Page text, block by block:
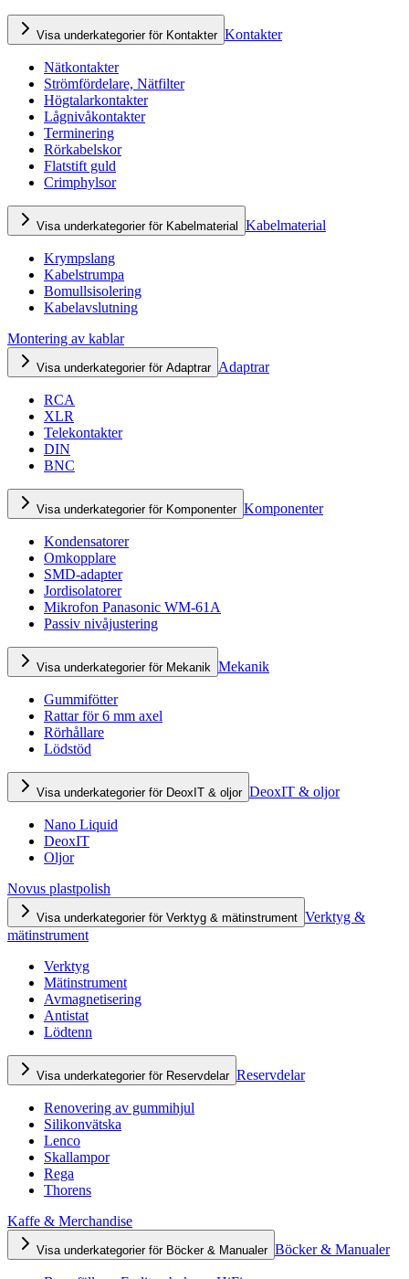
Visa underkategorier för Kontakter Kontakter
Nätkontakter
Strömfördelare, Nätfilter
Högtalarkontakter
Lågnivåkontakter
Terminering
Rörkabelskor
Flatstift guld
Crimphylsor
Visa underkategorier för Kabelmaterial Kabelmaterial
Krympslang
Kabelstrumpa
Bomullsisolering
Kabelavslutning
Montering av kablar
Visa underkategorier för Adaptrar Adaptrar
RCA
XLR
Telekontakter
DIN
BNC
Visa underkategorier för Komponenter Komponenter
Kondensatorer
Omkopplare
SMD-adapter
Jordisolatorer
Mikrofon Panasonic WM-61A
Passiv nivåjustering
Visa underkategorier för Mekanik Mekanik
Gummifötter
Rattar för 6 mm axel
Rörhållare
Lödstöd
Visa underkategorier för DeoxIT & oljor DeoxIT & oljor
Nano Liquid
DeoxIT
Oljor
Novus plastpolish
Visa underkategorier för Verktyg & mätinstrument Verktyg &
mätinstrument
Verktyg
Mätinstrument
Avmagnetisering
Antistat
Lödtenn
Visa underkategorier för Reservdelar Reservdelar
Renovering av gummihjul
Silikonvätska
Lenco
Skallampor
Rega
Thorens
Kaffe & Merchandise
Visa underkategorier för Böcker & Manualer Böcker & Manualer